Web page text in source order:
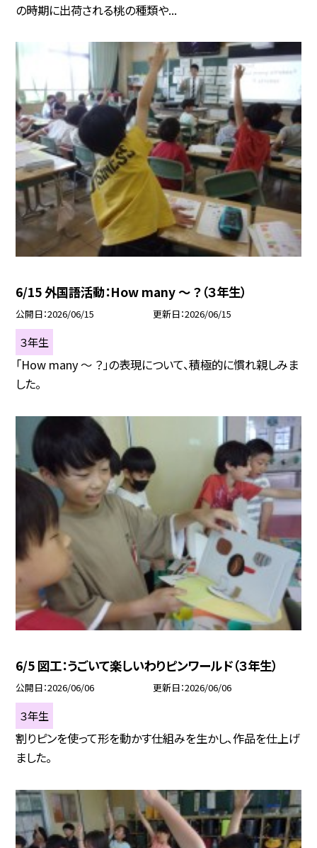
の時期に出荷される桃の種類や...
6/15 外国語活動：How many ～ ？（３年生）
公開日 2026/06/15 更新日 2026/06/15
３年生
「How many ～ ？」の表現について、積極的に慣れ親しみま
した。
6/5 図工：うごいて楽しいわりピンワールド（３年生）
公開日 2026/06/06 更新日 2026/06/06
３年生
割りピンを使って形を動かす仕組みを生かし、作品を仕上げ
ました。